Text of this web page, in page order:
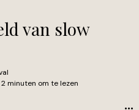
van slow
2 minuten om te lezen